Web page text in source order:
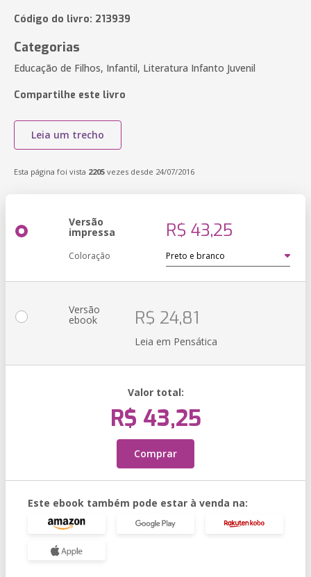
Código do livro: 213939
Categorias
Educação de Filhos, Infantil, Literatura Infanto Juvenil
Compartilhe este livro
Leia um trecho
Esta página foi vista 2205 vezes desde 24/07/2016
Versão
impressa R$ 43,25
Coloração
Versão
ebook R$ 24,81
Leia em Pensática
Valor total:
R$ 43,25
Comprar
Este ebook também pode estar à venda na: